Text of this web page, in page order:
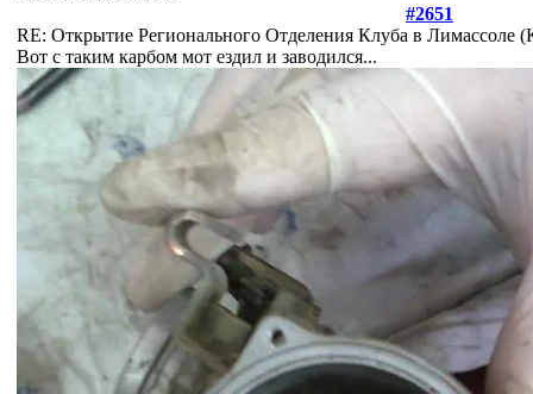
#2651
RE: Открытие Регионального Отделения Клуба в Лимассоле
Вот с таким карбом мот ездил и заводился...